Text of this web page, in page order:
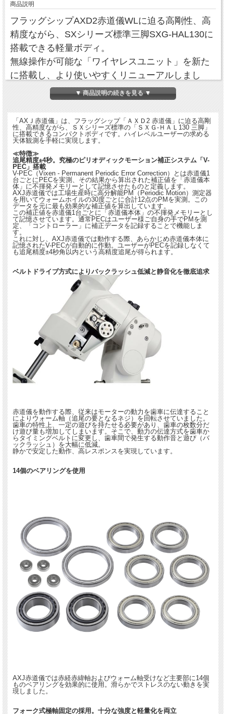
商品説明
フラッグシップAXD2赤道儀WLに迫る高剛性、高
精度ながら、SXシリーズ標準三脚SXG-HAL130に
搭載できる軽量ボディ。
無線操作が可能な「ワイヤレスユニット」を新た
に搭載し、より使いやすくリニューアルしまし
た。ハイレベルユーザーの求める天体観測を手軽
に実現します。
※この品物はお取り寄せ品です。ご注文後納期のご連絡をいたします。
▼ 商品説明の続きを見る ▼
「AXＪ赤道儀」は、フラッグシップ「ＡＸＤ2 赤道儀」に迫る高剛
性、高精度ながら、ＳＸシリーズ標準の「ＳＸＧ-ＨＡＬ130 三脚」
に搭載できるコンパクトボディです。ハイレベルユーザーの求める
天体観測を手軽に実現します。
≪特徴≫
追尾精度±4秒。究極のピリオディックモーション補正システム「V-
PEC」搭載
V-PEC（Vixen - Permanent Periodic Error Correction）とは赤道儀1
台ごとにPECを実測、その結果から算出された補正値を「赤道儀本
体」に不揮発メモリーとして記憶させたものと定義します。
AXJ赤道儀では工場生産時に高分解能PM（Periodic Motion）測定器
を用いてウォームホイルの30度ごとに合計12点のPMを実測。この
データを元に最も効果的な補正値を算出しています。
この補正値を赤道儀1台ごとに「赤道儀本体」の不揮発メモリーとし
て記憶させています。通常PECはユーザー様ご自身の手でPMを測
定、「コントローラー」に補正データを記録することで機能しま
す。
これに対し、AXJ赤道儀では動作する際、あらかじめ赤道儀本体に
記憶されたV-PECが自動的に作動。ユーザーがPECを記録しなくて
も追尾精度±4秒角以内という高精度追尾が得られます。
ベルトドライブ方式によりバックラッシュ低減と静音化を徹底追求
赤道儀を動作する際、従来はモーターの動力を歯車に伝達すること
によりウォーム軸（追尾の要となるネジ）を回転させていました。
歯車の特性上、一定の遊びを持たせる必要があり、歯車の枚数分だ
け遊び量も増加してしまいます。そこで、動力の伝達方式を歯車か
らタイミングベルトに変更し、歯車間で発生する動作音と遊び（バ
ックラッシュ）を大幅に低減。
静かで安定した動作、高レスポンスを実現しています。
14個のベアリングを使用
AXJ赤道儀では赤経赤緯軸およびウォーム軸受けなど主要部に14個
ものベアリングを効果的に使用。滑らかでストレスのない動きを実
現しました。
フォーク式極軸固定の採用。十分な強度と軽量化を両立